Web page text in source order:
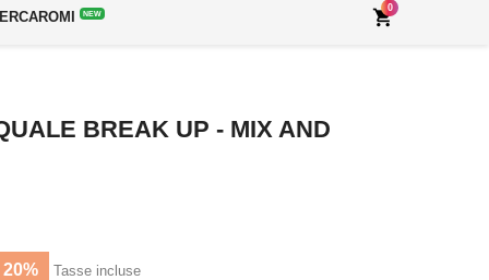
NEW 
0
BREAK UP - MIX AND
20% Tasse incluse